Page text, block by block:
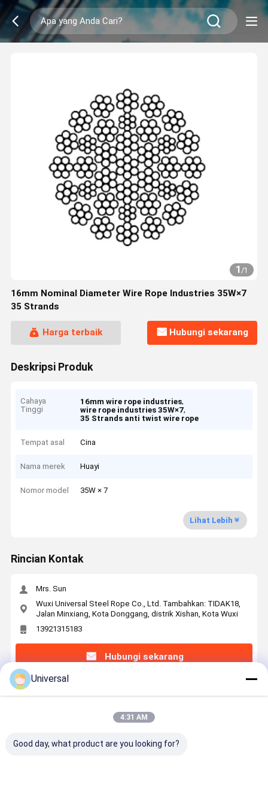
1/1
16mm Nominal Diameter Wire Rope Industries 35W×7
35 Strands
Harga terbaik Hubungi sekarang
Deskripsi Produk
Cahaya
Tinggi
16mm wire rope industries,
wire rope industries 35W×7,
35 Strands anti twist wire rope
Tempat asal Cina
Nama merek Huayi
Nomor model 35W × 7
Lihat Lebih
Rincian Kontak
Mrs. Sun
Wuxi Universal Steel Rope Co., Ltd. Tambahkan: TIDAK18,
Jalan Minxiang, Kota Donggang, distrik Xishan, Kota Wuxi
13921315183
Hubungi sekarang
Dapatkan Harga Terbaik Untuk
35W×7 35 Strands
Universal
4:31 AM
Good day, what product are you looking for?